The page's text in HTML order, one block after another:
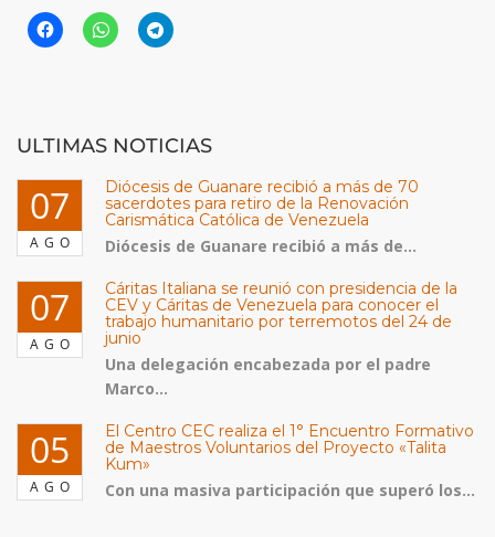
ULTIMAS NOTICIAS
07
AGO
Diócesis de Guanare recibió a más de 70
sacerdotes para retiro de la Renovación
Carismática Católica de Venezuela
Diócesis de Guanare recibió a más de...
07
AGO
Cáritas Italiana se reunió con presidencia de la
CEV y Cáritas de Venezuela para conocer el
trabajo humanitario por terremotos del 24 de
junio
Una delegación encabezada por el padre
Marco...
05
AGO
El Centro CEC realiza el 1° Encuentro Formativo
de Maestros Voluntarios del Proyecto «Talita
Kum»
Con una masiva participación que superó los...